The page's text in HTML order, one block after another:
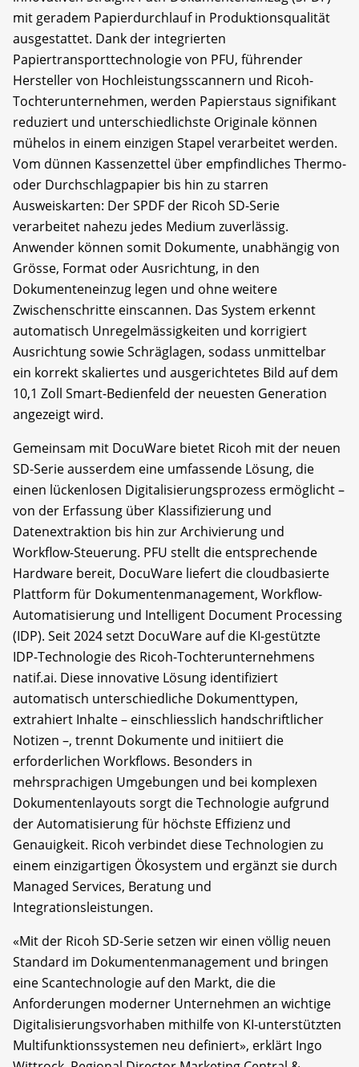
mit geradem Papierdurchlauf in Produktionsqualität
ausgestattet. Dank der integrierten
Papiertransporttechnologie von PFU, führender
Hersteller von Hochleistungsscannern und Ricoh-
Tochterunternehmen, werden Papierstaus signifikant
reduziert und unterschiedlichste Originale können
mühelos in einem einzigen Stapel verarbeitet werden.
Vom dünnen Kassenzettel über empfindliches Thermo-
oder Durchschlagpapier bis hin zu starren
Ausweiskarten: Der SPDF der Ricoh SD-Serie
verarbeitet nahezu jedes Medium zuverlässig.
Anwender können somit Dokumente, unabhängig von
Grösse, Format oder Ausrichtung, in den
Dokumenteneinzug legen und ohne weitere
Zwischenschritte einscannen. Das System erkennt
automatisch Unregelmässigkeiten und korrigiert
Ausrichtung sowie Schräglagen, sodass unmittelbar
ein korrekt skaliertes und ausgerichtetes Bild auf dem
10,1 Zoll Smart-Bedienfeld der neuesten Generation
angezeigt wird.
Gemeinsam mit DocuWare bietet Ricoh mit der neuen
SD-Serie ausserdem eine umfassende Lösung, die
einen lückenlosen Digitalisierungsprozess ermöglicht –
von der Erfassung über Klassifizierung und
Datenextraktion bis hin zur Archivierung und
Workflow-Steuerung. PFU stellt die entsprechende
Hardware bereit, DocuWare liefert die cloudbasierte
Plattform für Dokumentenmanagement, Workflow-
Automatisierung und Intelligent Document Processing
(IDP). Seit 2024 setzt DocuWare auf die KI-gestützte
IDP-Technologie des Ricoh-Tochterunternehmens
natif.ai. Diese innovative Lösung identifiziert
automatisch unterschiedliche Dokumenttypen,
extrahiert Inhalte – einschliesslich handschriftlicher
Notizen –, trennt Dokumente und initiiert die
erforderlichen Workflows. Besonders in
mehrsprachigen Umgebungen und bei komplexen
Dokumentenlayouts sorgt die Technologie aufgrund
der Automatisierung für höchste Effizienz und
Genauigkeit. Ricoh verbindet diese Technologien zu
einem einzigartigen Ökosystem und ergänzt sie durch
Managed Services, Beratung und
Integrationsleistungen.
«Mit der Ricoh SD-Serie setzen wir einen völlig neuen
Standard im Dokumentenmanagement und bringen
eine Scantechnologie auf den Markt, die die
Anforderungen moderner Unternehmen an wichtige
Digitalisierungsvorhaben mithilfe von KI-unterstützten
Multifunktionssystemen neu definiert», erklärt Ingo